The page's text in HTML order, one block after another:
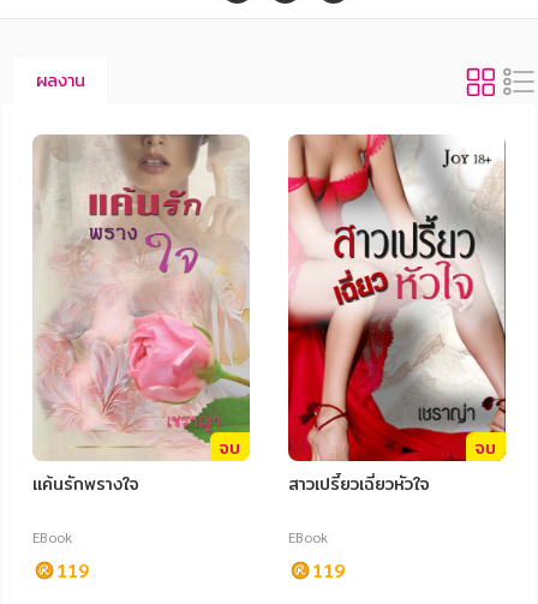
ผลงาน
จบ
แค้นรักพรางใจ
EBook
119
จบ
สาวเปรี้ยวเฉี่ยวหัวใจ
EBook
119